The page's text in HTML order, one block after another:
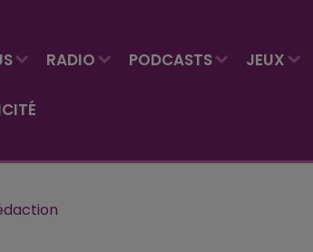
RADIO PODCASTS JEUX